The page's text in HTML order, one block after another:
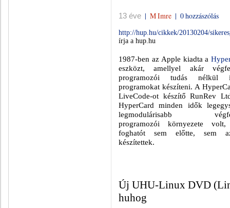
13 éve | M Imre | 0 hozzászólás
http://hup.hu/cikkek/20130204/
írja a hup.hu
1987-ben az Apple kiadta a
eszközt, amellyel akár
programozói tudás nélkül
programokat készíteni. A
LiveCode-ot készítő RunRev
HyperCard minden idők
legmodulárisabb
programozói környezete volt,
foghatót sem előtte, sem
készítettek.
Új UHU-Linux DVD
huhog